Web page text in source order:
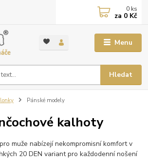
Menu
Hledat
0 ks
za 0 Kč
Pánské modely
kalhoty
muže nabízejí nekompromisní komfort v
20 DEN variant pro každodenní nošení